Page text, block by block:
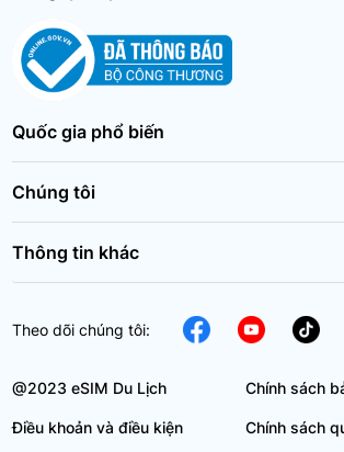
Quốc gia phổ biến
Chúng tôi
Thông tin khác
Theo dõi chúng tôi:
@2023 eSIM Du Lịch Chính sách
Điều khoản và điều kiện Chính sách